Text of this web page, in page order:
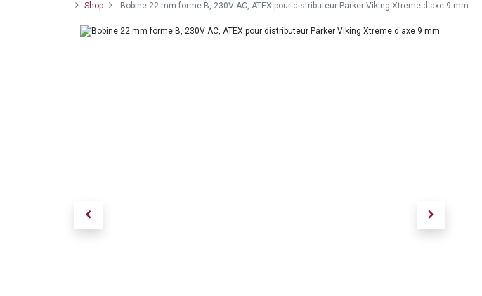
Shop Bobine 22 mm forme B, 230V AC, ATEX pour distributeur Parker Viking Xtreme d'axe 9 mm